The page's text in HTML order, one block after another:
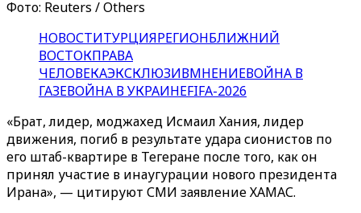
Фото: Reuters / Others
НОВОСТИТУРЦИЯРЕГИОНБЛИЖНИЙ
ВОСТОКПРАВА
ЧЕЛОВЕКАЭКСКЛЮЗИВМНЕНИЕВОЙНА В
ГАЗЕВОЙНА В УКРАИНЕFIFA-2026
«Брат, лидер, моджахед Исмаил Хания, лидер
движения, погиб в результате удара сионистов по
его штаб-квартире в Тегеране после того, как он
принял участие в инаугурации нового президента
Ирана», — цитируют СМИ заявление ХАМАС.